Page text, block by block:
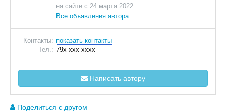
на сайте с 24 марта 2022
Все объявления автора
Контакты: показать контакты
Тел.: 79x xxx xxxx
Написать автору
Поделиться с другом